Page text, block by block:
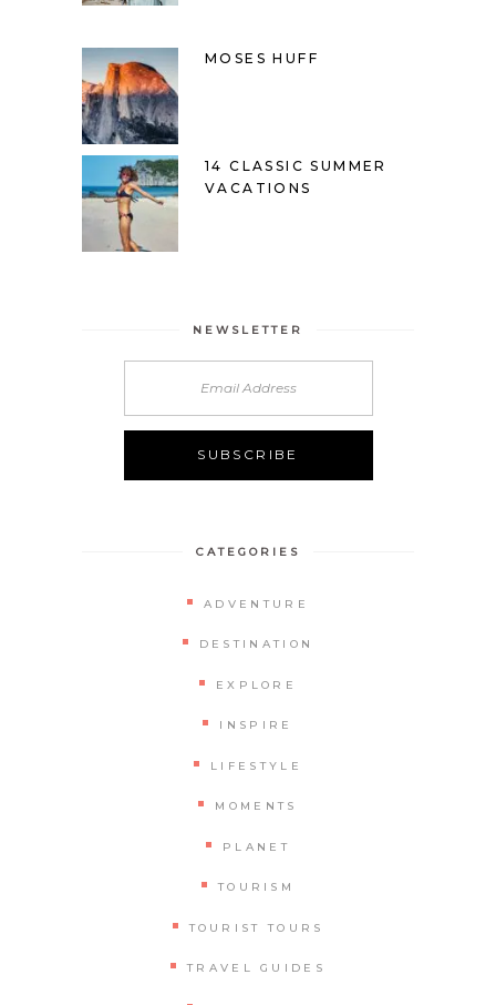
MOSES HUFF
14 CLASSIC SUMMER
VACATIONS
NEWSLETTER
CATEGORIES
ADVENTURE
DESTINATION
EXPLORE
INSPIRE
LIFESTYLE
MOMENTS
PLANET
TOURISM
TOURIST TOURS
TRAVEL GUIDES